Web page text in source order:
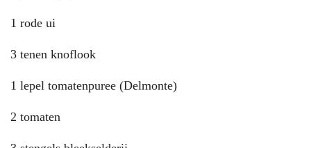
1 rode ui
3 tenen knoflook
1 lepel tomatenpuree (Delmonte)
2 tomaten